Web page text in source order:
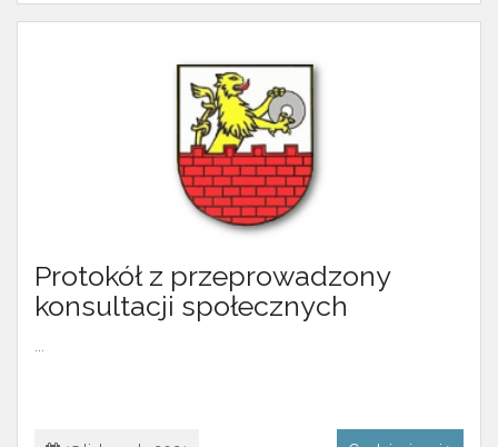
Protokół z przeprowadzony
konsultacji społecznych